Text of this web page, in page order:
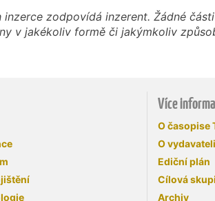
inzerce zodpovídá inzerent. Žádné
v jakékoliv formě či jakýmkoliv
Více
O časopise
O vydavateli
Ediční plán
Cílová
Archiv